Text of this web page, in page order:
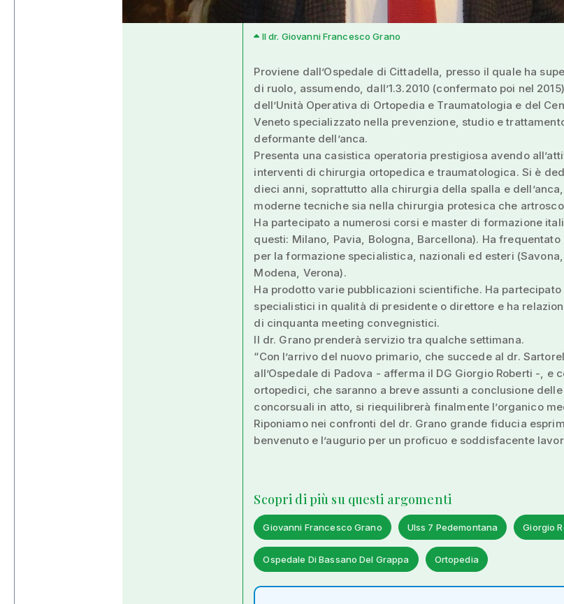
Il dr. Giovanni Francesco Grano
Proviene dall’Ospedale di Cittadella, presso il quale ha
di ruolo, assumendo, dall’1.3.2010 (confermato poi nel
dell’Unità Operativa di Ortopedia e Traumatologia e del
Veneto specializzato nella prevenzione, studio e
deformante dell’anca.
Presenta una casistica operatoria prestigiosa avendo
interventi di chirurgia ortopedica e traumatologica. Si è
dieci anni, soprattutto alla chirurgia della spalla e
moderne tecniche sia nella chirurgia protesica che
Ha partecipato a numerosi corsi e master di formazione
questi: Milano, Pavia, Bologna, Barcellona). Ha frequentato
per la formazione specialistica, nazionali ed esteri
Modena, Verona).
Ha prodotto varie pubblicazioni scientifiche. Ha
specialistici in qualità di presidente o direttore e ha
di cinquanta meeting convegnistici.
Il dr. Grano prenderà servizio tra qualche settimana.
“Con l’arrivo del nuovo primario, che succede al dr.
all’Ospedale di Padova - afferma il DG Giorgio Roberti -, e
ortopedici, che saranno a breve assunti a conclusione
concorsuali in atto, si riequilibrerà finalmente l’organico
Riponiamo nei confronti del dr. Grano grande fiducia
benvenuto e l’augurio per un proficuo e soddisfacente
Scopri di più su questi argomenti
Giovanni Francesco Grano Ulss 7 Pedemontana Giorgio
Ospedale Di Bassano Del Grappa Ortopedia